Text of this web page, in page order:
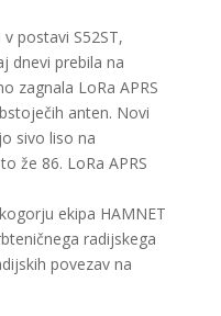
postavi S52ST,
dnevi prebila na
zagnala LoRa APRS
anten. Novi
sivo liso na
že 86. LoRa APRS
ekipa HAMNET
radijskega
povezav na